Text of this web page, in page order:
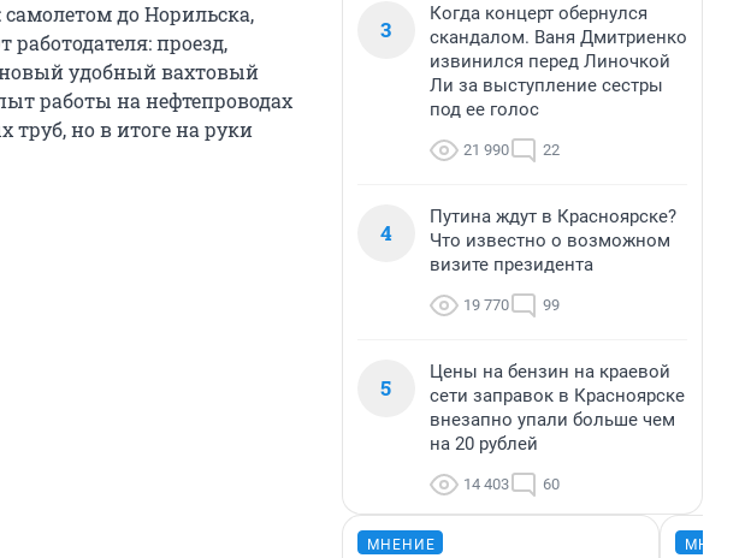
до Норильска,
работодателя: проезд,
удобный вахтовый
работы на нефтепроводах
труб, но в итоге на руки
3
Когда концерт обернулся
скандалом. Ваня Дмитриенко
извинился перед Линочкой
Ли за выступление сестры
под ее голос
21 990 22
4
Путина ждут в Красноярске?
Что известно о возможном
визите президента
19 770 99
5
Цены на бензин на краевой
сети заправок в Красноярске
внезапно упали больше чем
на 20 рублей
14 403 60
МНЕНИЕ